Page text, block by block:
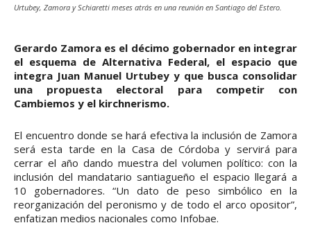
Urtubey, Zamora y Schiaretti meses atrás en una reunión en Santiago del Estero.
Gerardo Zamora es el décimo gobernador en integrar
el esquema de Alternativa Federal, el espacio que
integra Juan Manuel Urtubey y que busca consolidar
una propuesta electoral para competir con
Cambiemos y el kirchnerismo.
El encuentro donde se hará efectiva la inclusión de Zamora
será esta tarde en la Casa de Córdoba y servirá para
cerrar el año dando muestra del volumen político: con la
inclusión del mandatario santiagueño el espacio llegará a
10 gobernadores. “Un dato de peso simbólico en la
reorganización del peronismo y de todo el arco opositor”,
enfatizan medios nacionales como Infobae.